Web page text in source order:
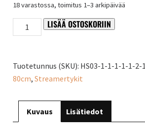
18 varastossa, toimitus 1–3 arkipäivää
Kultainen
käsistreamertykki
LISÄÄ OSTOSKORIIN
Tuotetunnus (SKU): HS03-1-1-1-1-1-2-
80cm, Streamertykit
Kuvaus Lisätiedot